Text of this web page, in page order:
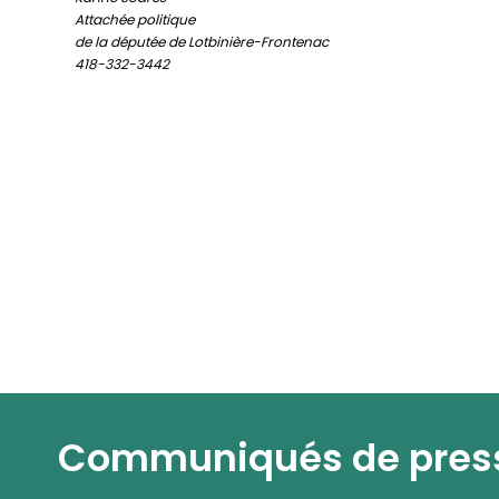
Attachée politique
de la députée de Lotbinière-Frontenac
418-332-3442
Communiqués de